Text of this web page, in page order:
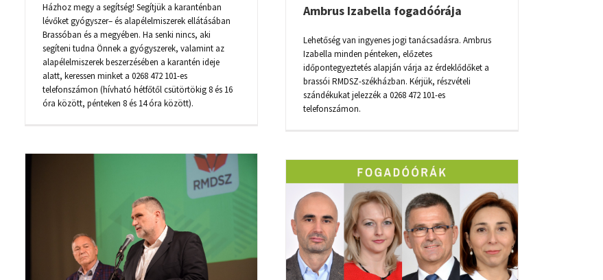
Házhoz megy a segítség! Segítjük a karanténban
lévőket gyógyszer– és alapélelmiszerek ellátásában
Brassóban és a megyében. Ha senki nincs, aki
segíteni tudna Önnek a gyógyszerek, valamint az
alapélelmiszerek beszerzésében a karantén ideje
alatt, keressen minket a 0268 472 101-es
telefonszámon (hívható hétfőtől csütörtökig 8 és 16
óra között, pénteken 8 és 14 óra között).
Ambrus Izabella fogadóórája
Lehetőség van ingyenes jogi tanácsadásra. Ambrus
Izabella minden pénteken, előzetes
időpontegyeztetés alapján várja az érdeklődőket a
brassói RMDSZ-székházban. Kérjük, részvételi
szándékukat jelezzék a 0268 472 101-es
telefonszámon.
FOGADÓÓRÁK AZ RMDSZ-SZÉKHÁZBAN